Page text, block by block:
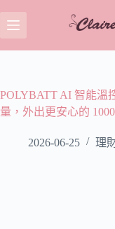
至
主
容
POLYBATT AI 智能溫
量，外出更安心的
2026-06-25 理